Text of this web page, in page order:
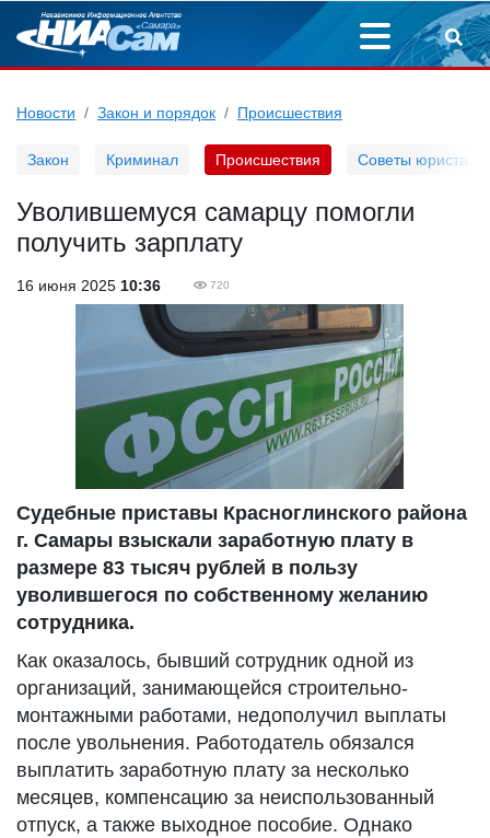
Новости Закон и порядок Происшествия
Закон Криминал Происшествия Советы юриста
Уволившемуся самарцу помогли
получить зарплату
16 июня 2025 10:36 720
Судебные приставы Красноглинского района
г. Самары взыскали заработную плату в
размере 83 тысяч рублей в пользу
уволившегося по собственному желанию
сотрудника.
Как оказалось, бывший сотрудник одной из
организаций, занимающейся строительно-
монтажными работами, недополучил выплаты
после увольнения. Работодатель обязался
выплатить заработную плату за несколько
месяцев, компенсацию за неиспользованный
отпуск, а также выходное пособие. Однако